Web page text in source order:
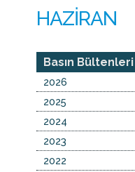
Basın Bültenleri
2026
2025
2024
2023
2022